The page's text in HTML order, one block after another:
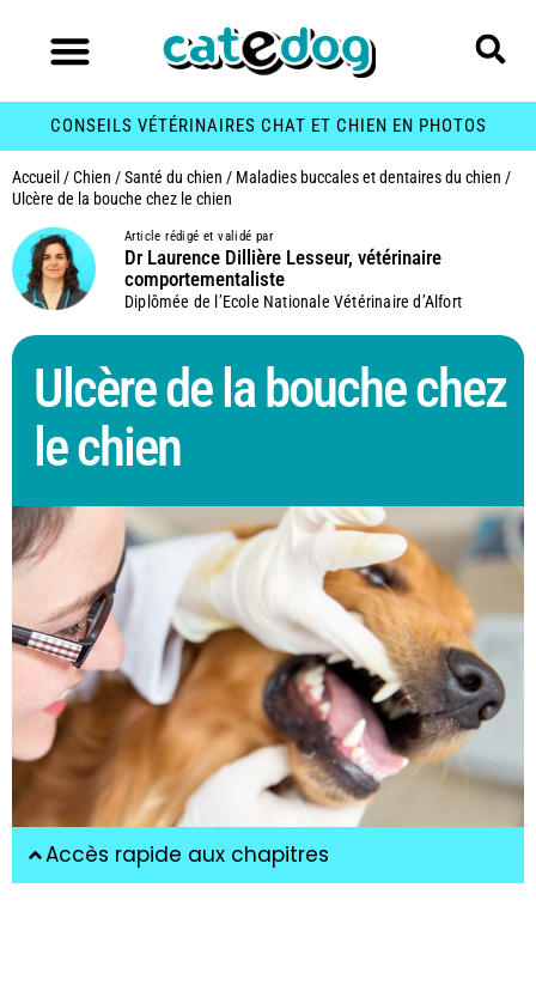
CONSEILS VÉTÉRINAIRES CHAT ET CHIEN EN PHOTOS
Accueil /Chien /Santé du chien / Maladies buccales et dentaires du chien /
Ulcère de la bouche chez le chien
Article rédigé et validé par
Dr Laurence Dillière Lesseur, vétérinaire
comportementaliste
Diplômée de l’Ecole Nationale Vétérinaire d’Alfort
Ulcère de la bouche chez
le chien
Accès rapide aux chapitres